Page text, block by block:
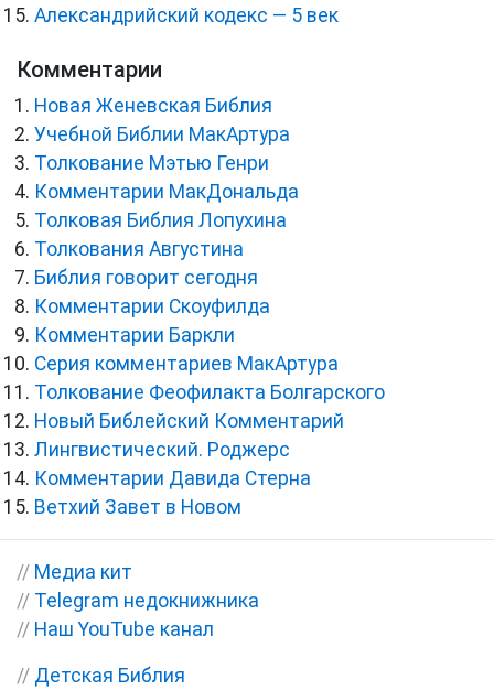
Александрийский кодекс — 5 век
Комментарии
Новая Женевская Библия
Учебной Библии МакАртура
Толкование Мэтью Генри
Комментарии МакДональда
Толковая Библия Лопухина
Толкования Августина
Библия говорит сегодня
Комментарии Скоуфилда
Комментарии Баркли
Серия комментариев МакАртура
Толкование Феофилакта Болгарского
Новый Библейский Комментарий
Лингвистический. Роджерс
Комментарии Давида Стерна
Ветхий Завет в Новом
// Медиа кит
// Telegram недокнижника
// Наш YouTube канал
// Детская Библия